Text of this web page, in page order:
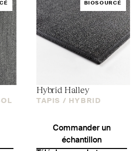
BIOSOURCÉ
Hybrid Halley
TAPIS / HYBRID
Commander un
échantillon